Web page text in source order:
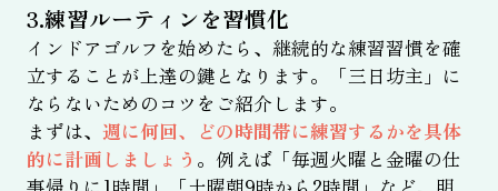
3.練習ルーティンを習慣化
インドアゴルフを始めたら、継続的な練習習慣を確
立することが上達の鍵となります。「三日坊主」に
ならないためのコツをご紹介します。
まずは、 週に何回、どの時間帯に練習するかを具体
的に計画しましょう 。例えば「毎週火曜と金曜の仕